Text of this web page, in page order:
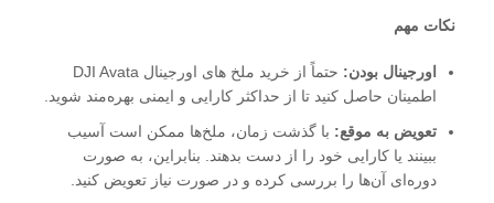
نکات مهم
اورجینال بودن:
حتماً از خرید ملخ های اورجینال DJI Avata
اطمینان حاصل کنید تا از حداکثر کارایی و ایمنی بهره‌مند شوید.
تعویض به موقع: با گذشت زمان، ملخ‌ها ممکن است آسیب
ببینند یا کارایی خود را از دست بدهند. بنابراین، به صورت
دوره‌ای آن‌ها را بررسی کرده و در صورت نیاز تعویض کنید.